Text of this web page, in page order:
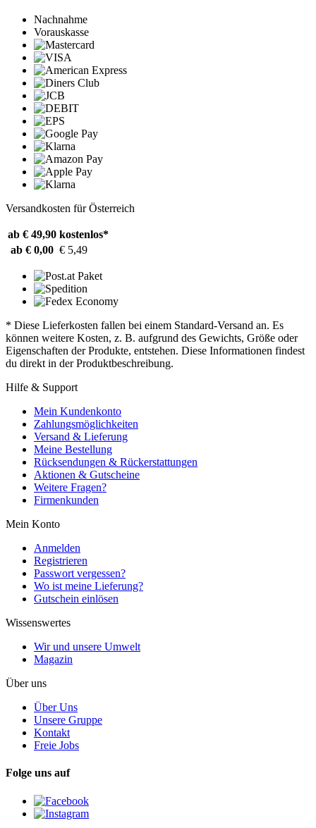
Nachnahme
Vorauskasse
Versandkosten für Österreich
ab € 49,90 kostenlos*
ab € 0,00 € 5,49
* Diese Lieferkosten fallen bei einem Standard-Versand an. Es
können weitere Kosten, z. B. aufgrund des Gewichts, Größe oder
Eigenschaften der Produkte, entstehen. Diese Informationen findest
du direkt in der Produktbeschreibung.
Hilfe & Support
Mein Kundenkonto
Zahlungsmöglichkeiten
Versand & Lieferung
Meine Bestellung
Rücksendungen & Rückerstattungen
Aktionen & Gutscheine
Weitere Fragen?
Firmenkunden
Mein Konto
Anmelden
Registrieren
Passwort vergessen?
Wo ist meine Lieferung?
Gutschein einlösen
Wissenswertes
Wir und unsere Umwelt
Magazin
Über uns
Über Uns
Unsere Gruppe
Kontakt
Freie Jobs
Folge uns auf